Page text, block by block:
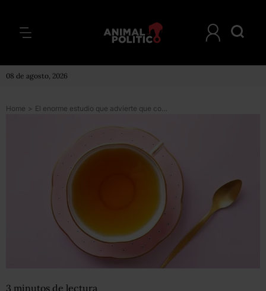
08 de agosto, 2026
Home > El enorme estudio que advierte que combinar té muy caliente con alcohol y tabaco multiplica por 5 el riesgo de cáncer de esófago
3 minutos de lectura